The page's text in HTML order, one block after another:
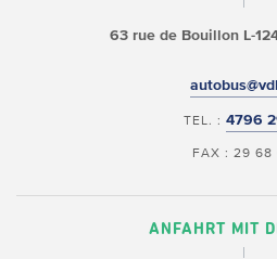
63 rue de BouillonL-
TEL. : 4796
FAX : 29 68
ANFAHRT MIT